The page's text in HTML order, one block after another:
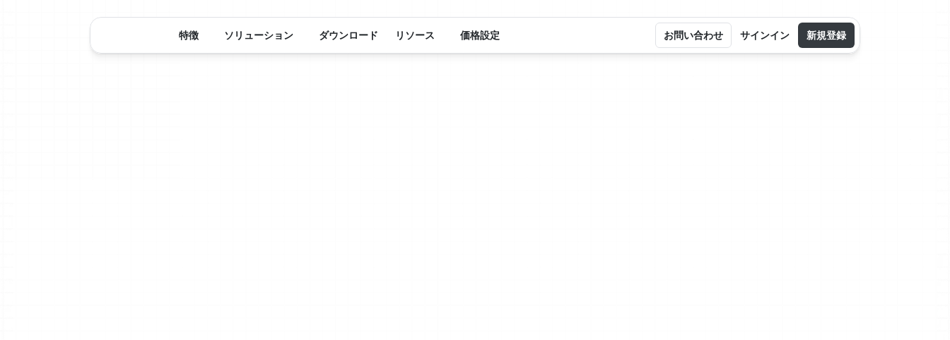
特徴 ソリューション ダウンロード リソース 価格設定 お問い合わせ サインイン 新規登録